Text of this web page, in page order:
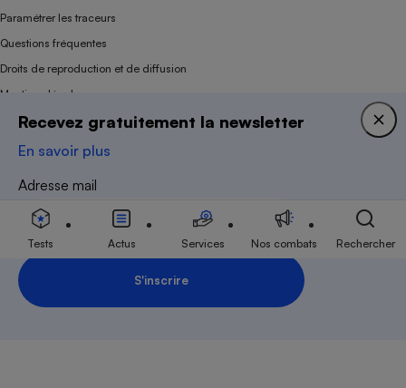
Inscription Newsletter
Recevez gratuitement la newsletter
En savoir plus
Adresse mail
S'inscrire
Paramétrer les traceurs
Questions fréquentes
Droits de reproduction et de diffusion
Mentions légales
Panel
Association indépendante de l’État, des syndicats, des producteurs et des
distributeurs depuis 1951.
Tests Actus Services Nos combats Rechercher